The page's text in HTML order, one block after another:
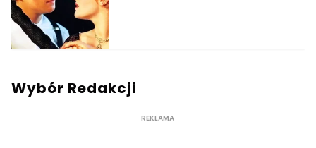
Wybór Redakcji